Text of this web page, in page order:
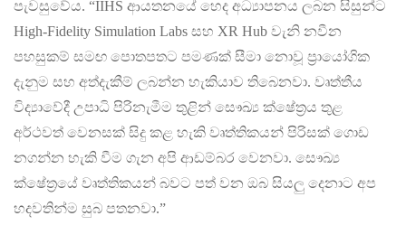
පැවසුවේය. “IIHS ආයතනයේ හෙද අධ්‍යාපනය ලබන සිසුන්ට
High-Fidelity Simulation Labs සහ XR Hub වැනි නවීන
පහසුකම් සමඟ පොතපතට පමණක් සීමා නොවූ ප්‍රායෝගික
දැනුම සහ අත්දැකීම් ලබන්න හැකියාව තිබෙනවා. වෘත්තීය
විද්‍යාවේදී උපාධි පිරිනැමීම තුළින් සෞඛ්‍ය ක්ෂේත්‍රය තුළ
අර්ථවත් වෙනසක් සිදු කළ හැකි වෘත්තිකයන් පිරිසක් ගොඩ
නගන්න හැකි වීම ගැන අපි ආඩම්බර වෙනවා. සෞඛ්‍ය
ක්ෂේත්‍රයේ වෘත්තිකයන් බවට පත් වන ඔබ සියලු දෙනාට අප
හදවතින්ම සුබ පතනවා.”